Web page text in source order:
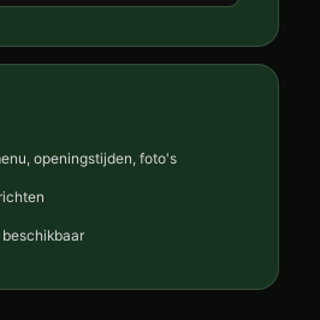
openingstijden, foto's